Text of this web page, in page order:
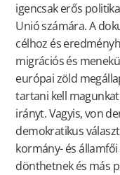
igencsak erős
Unió számára. A
célhoz és
migrációs és
európai zöld
tartani kell
irányt. Vagyis, von
demokratikus
kormány- és
dönthetnek és más